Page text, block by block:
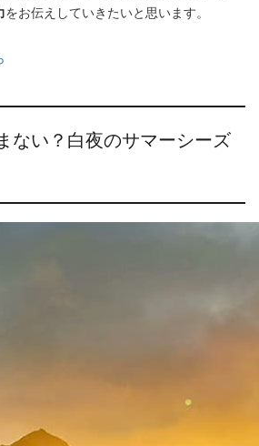
をお伝えしていきたいと思います。
ない？白夜のサマーシーズ